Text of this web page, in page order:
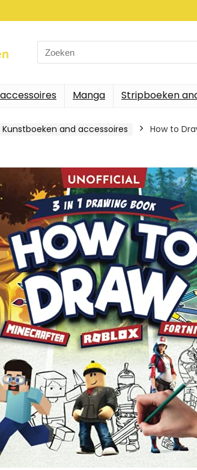
Search
for:
Manga Stripboeken
Kunstboeken and accessoires
How to